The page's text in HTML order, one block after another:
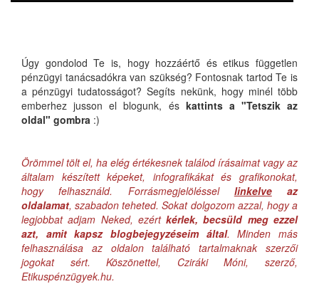
Úgy gondolod Te is, hogy hozzáértő és etikus független
pénzügyi tanácsadókra van szükség? Fontosnak tartod Te is
a pénzügyi tudatosságot? Segíts nekünk, hogy minél több
emberhez jusson el blogunk, és kattints a "Tetszik az
oldal" gombra :)
Örömmel tölt el, ha elég értékesnek találod írásaimat vagy az
általam készített képeket, infografikákat és grafikonokat,
hogy felhasználd. Forrásmegjelöléssel linkelveaz
oldalamat, szabadon teheted. Sokat dolgozom azzal, hogy a
legjobbat adjam Neked, ezértkérlek, becsüld meg ezzel
azt, amit kapsz blogbejegyzéseim által. Minden más
felhasználása az oldalon található tartalmaknak szerzői
jogokat sért. Köszönettel, Cziráki Móni, szerző,
Etikuspénzügyek.hu.